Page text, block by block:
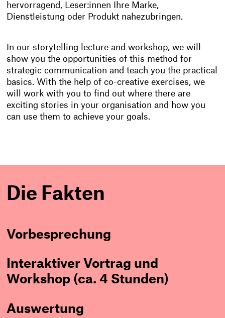
hervorragend, Leser:innen Ihre Marke,
Dienstleistung oder Produkt nahezubringen.
In our storytelling lecture and workshop, we will
show you the opportunities of this method for
strategic communication and teach you the practical
basics. With the help of co-creative exercises, we
will work with you to find out where there are
exciting stories in your organisation and how you
can use them to achieve your goals.
Die Fakten
Vorbesprechung
Interaktiver Vortrag und
Workshop (ca. 4 Stunden)
Auswertung